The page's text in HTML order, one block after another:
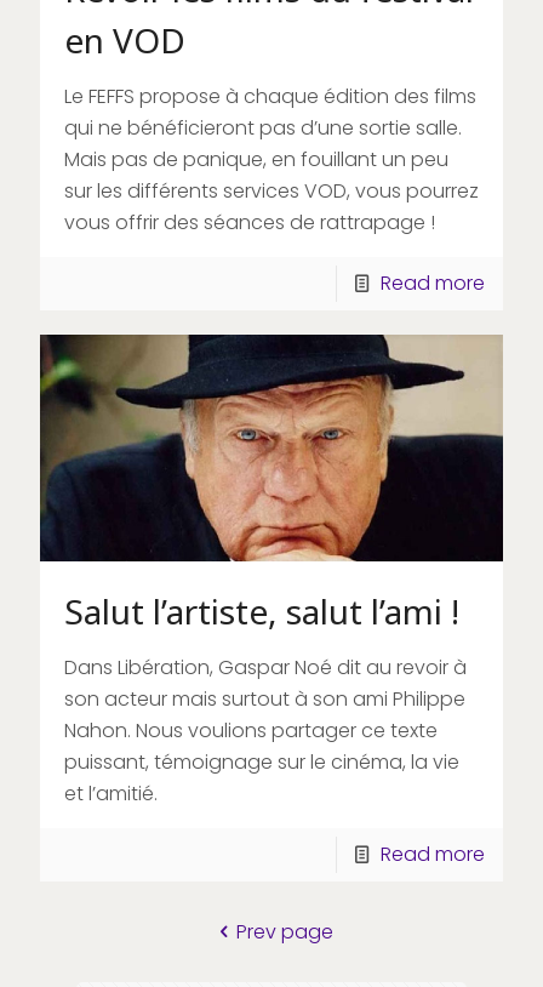
en VOD
Le FEFFS propose à chaque édition des films
qui ne bénéficieront pas d’une sortie salle.
Mais pas de panique, en fouillant un peu
sur les différents services VOD, vous pourrez
vous offrir des séances de rattrapage !
Read more
Salut l’artiste, salut l’ami !
Dans Libération, Gaspar Noé dit au revoir à
son acteur mais surtout à son ami Philippe
Nahon. Nous voulions partager ce texte
puissant, témoignage sur le cinéma, la vie
et l’amitié.
Read more
Prev page